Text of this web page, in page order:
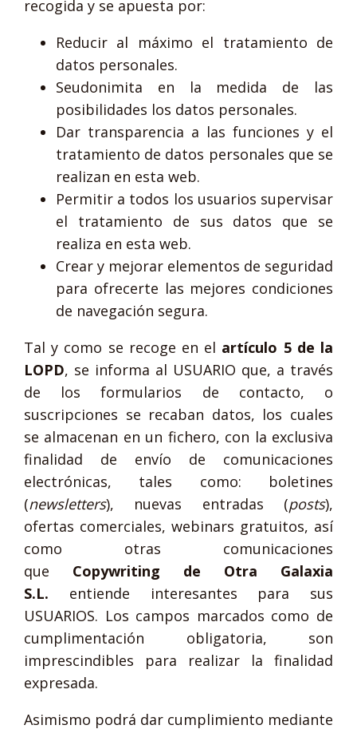
recogida y se apuesta por:
Reducir al máximo el tratamiento de
datos personales.
Seudonimita en la medida de las
posibilidades los datos personales.
Dar transparencia a las funciones y el
tratamiento de datos personales que se
realizan en esta web.
Permitir a todos los usuarios supervisar
el tratamiento de sus datos que se
realiza en esta web.
Crear y mejorar elementos de seguridad
para ofrecerte las mejores condiciones
de navegación segura.
Tal y como se recoge en el artículo 5 de la
LOPD, se informa al USUARIO que, a través
de los formularios de contacto, o
suscripciones se recaban datos, los cuales
se almacenan en un fichero, con la exclusiva
finalidad de envío de comunicaciones
electrónicas, tales como: boletines
(newsletters), nuevas entradas (posts),
ofertas comerciales, webinars gratuitos, así
como otras comunicaciones
que Copywriting de Otra Galaxia
S.L. entiende interesantes para sus
USUARIOS. Los campos marcados como de
cumplimentación obligatoria, son
imprescindibles para realizar la finalidad
expresada.
Asimismo podrá dar cumplimiento mediante